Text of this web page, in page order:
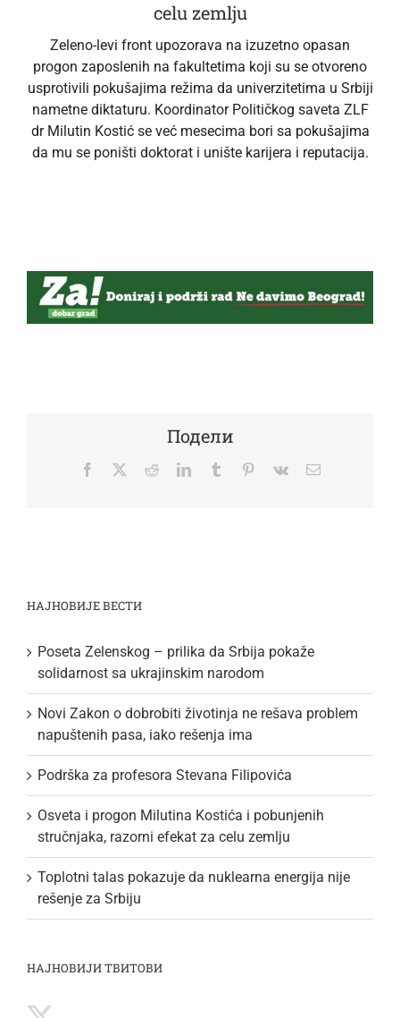
celu zemlju
Zeleno-levi front upozorava na izuzetno opasan
progon zaposlenih na fakultetima koji su se otvoreno
usprotivili pokušajima režima da univerzitetima u Srbiji
nametne diktaturu. Koordinator Političkog saveta ZLF
dr Milutin Kostić se već mesecima bori sa pokušajima
da mu se poništi doktorat i unište karijera i reputacija.
Подели
Facebook
TwitterRedditLinkedInTumblr Pinterest
Vk Email
НАЈНОВИЈЕ ВЕСТИ
Poseta Zelenskog – prilika da Srbija pokaže
solidarnost sa ukrajinskim narodom
Novi Zakon o dobrobiti životinja ne rešava problem
napuštenih pasa, iako rešenja ima
Podrška za profesora Stevana Filipovića
Osveta i progon Milutina Kostića i pobunjenih
stručnjaka, razorni efekat za celu zemlju
Toplotni talas pokazuje da nuklearna energija nije
rešenje za Srbiju
НАЈНОВИЈИ ТВИТОВИ